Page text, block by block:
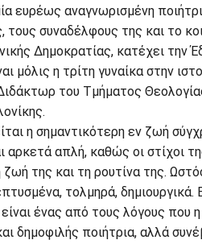
ευρέως αναγνωρισμένη
τους συναδέλφους της και το
Δημοκρατίας, κατέχει την
μόλις η τρίτη γυναίκα στην
Διδάκτωρ του Τμήματος
η σημαντικότερη εν ζωή
αρκετά απλή, καθώς οι στίχοι
ζωή της και τη ρουτίνα της.
τολμηρά, δημιουργικά.
ένας από τους λόγους που
δημοφιλής ποιήτρια, αλλά